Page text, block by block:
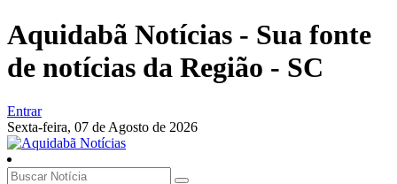
Aquidabã Notícias - Sua fonte
de notícias da Região - SC
Entrar
Sexta-feira, 07 de Agosto de 2026